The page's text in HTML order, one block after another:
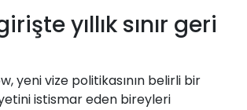
yıllık sınır geri
yeni vize politikasının belirli bir
istismar eden bireyleri